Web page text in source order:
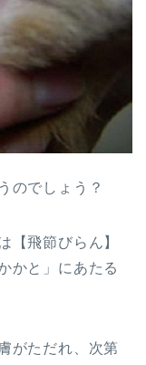
のでしょう？
【飛節びらん】
かと」にあたる
がただれ、次第